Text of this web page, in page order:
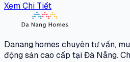
Xem Chi Tiết
Danang.homes chuyên tư vấn,
động sản cao cấp tại Đà Nẵng.